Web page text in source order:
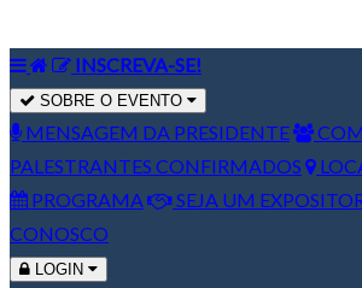
INSCREVA-SE!
SOBRE O EVENTO
MENSAGEM DA PRESIDENTE
PALESTRANTES CONFIRMADOS
PROGRAMA
SEJA UM
CONOSCO
LOGIN